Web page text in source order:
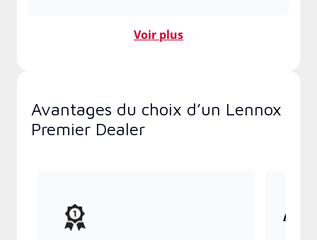
Voir plus
Avantages du choix d’un Lennox
Premier Dealer